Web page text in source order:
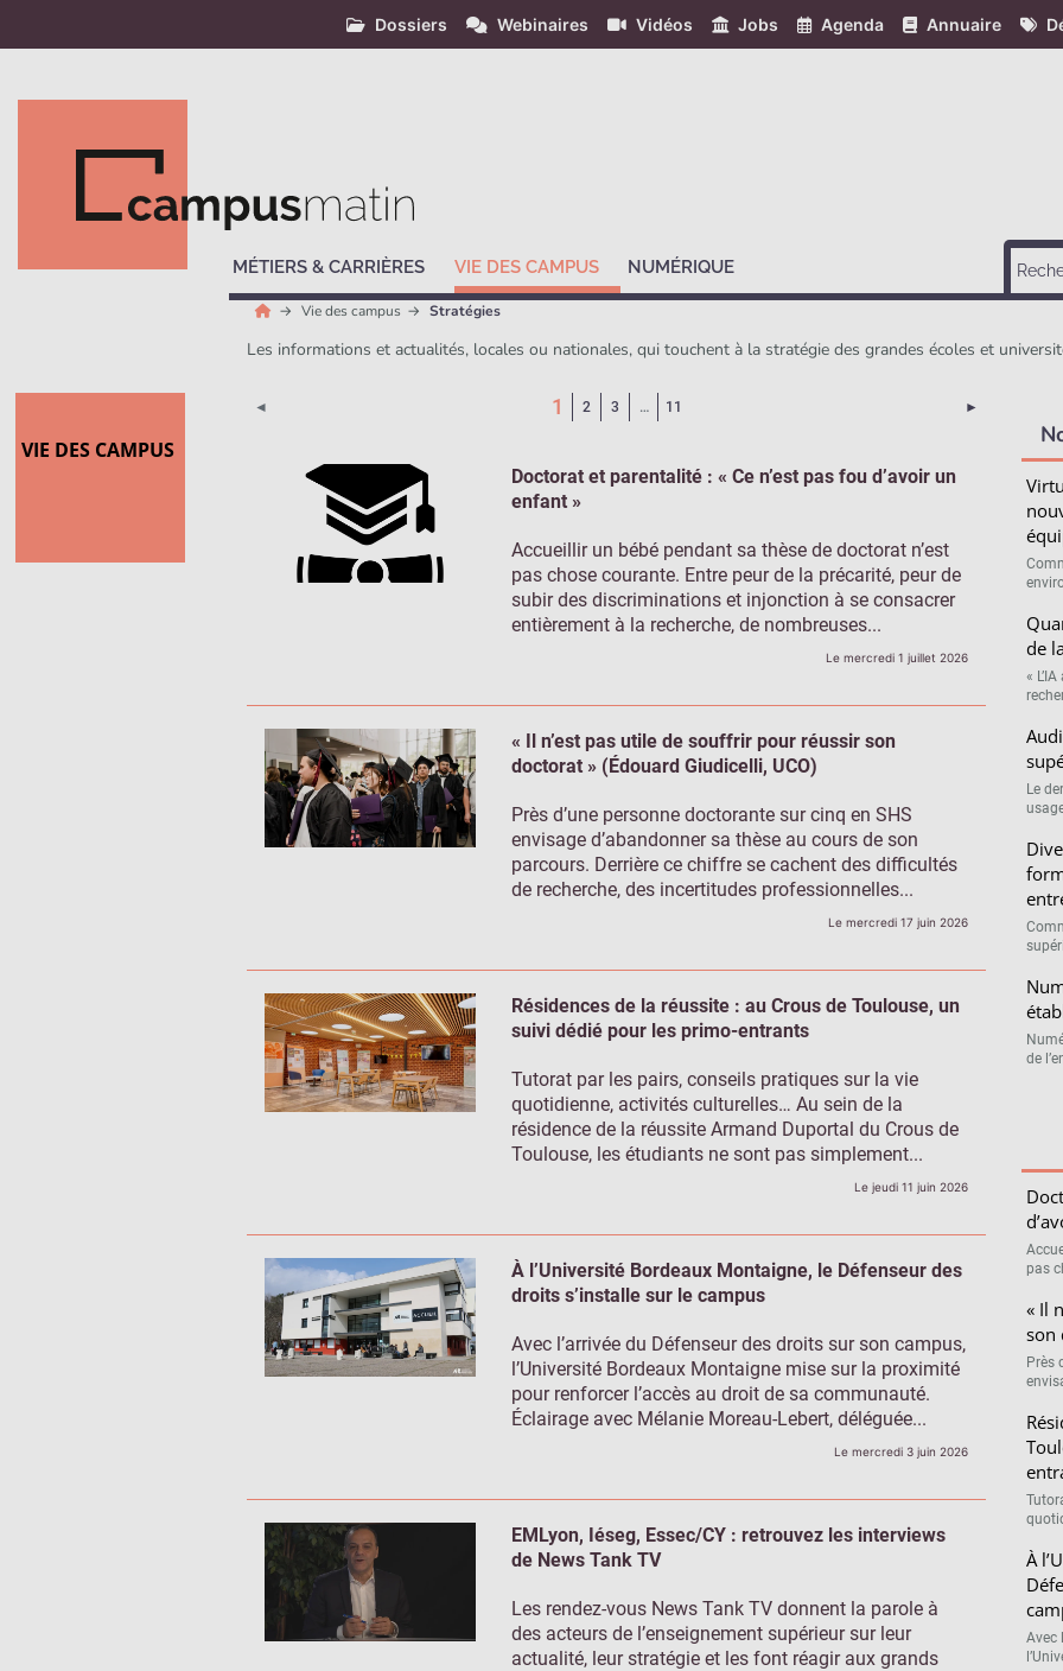
Dossiers Webinaires Vidéos Jobs Agenda Annuaire
MÉTIERS & CARRIÈRES VIE DES CAMPUS NUMÉRIQUE
Vie des campus Stratégies
Les informations et actualités, locales ou nationales, qui touchent à la stratégie des grandes écoles et
VIE DES CAMPUS
◄ 1 (Page courante)
2 3 … 11 ►
Doctorat et parentalité : « Ce n’est pas fou d’avoir un
enfant »
Accueillir un bébé pendant sa thèse de doctorat n’est
pas chose courante. Entre peur de la précarité, peur de
subir des discriminations et injonction à se consacrer
entièrement à la recherche, de nombreuses...
Le mercredi 1 juillet 2026
« Il n’est pas utile de souffrir pour réussir son
doctorat » (Édouard Giudicelli, UCO)
Près d’une personne doctorante sur cinq en SHS
envisage d’abandonner sa thèse au cours de son
parcours. Derrière ce chiffre se cachent des difficultés
de recherche, des incertitudes professionnelles...
Le mercredi 17 juin 2026
Résidences de la réussite : au Crous de Toulouse, un
suivi dédié pour les primo-entrants
Tutorat par les pairs, conseils pratiques sur la vie
quotidienne, activités culturelles… Au sein de la
résidence de la réussite Armand Duportal du Crous de
Toulouse, les étudiants ne sont pas simplement...
Le jeudi 11 juin 2026
À l’Université Bordeaux Montaigne, le Défenseur des
droits s’installe sur le campus
Avec l’arrivée du Défenseur des droits sur son campus,
l’Université Bordeaux Montaigne mise sur la proximité
pour renforcer l’accès au droit de sa communauté.
Éclairage avec Mélanie Moreau-Lebert, déléguée...
Le mercredi 3 juin 2026
EMLyon, Iéseg, Essec/CY : retrouvez les interviews
de News Tank TV
Les rendez-vous News Tank TV donnent la parole à
des acteurs de l’enseignement supérieur sur leur
actualité, leur stratégie et les font réagir aux grands
de
«
Le
de
pas
« Il
son
Près
À
Avec